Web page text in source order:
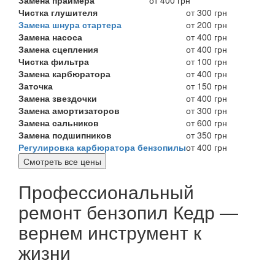
Чистка глушителя
от 300 грн
Замена шнура стартера
от 200 грн
Замена насоса
от 400 грн
Замена сцепления
от 400 грн
Чистка фильтра
от 100 грн
Замена карбюратора
от 400 грн
Заточка
от 150 грн
Замена звездочки
от 400 грн
Замена амортизаторов
от 300 грн
Замена сальников
от 600 грн
Замена подшипников
от 350 грн
Регулировка карбюратора бензопилыот 400 грн
Смотреть все цены
Профессиональный
ремонт бензопил Кедр —
вернем инструмент к
жизни